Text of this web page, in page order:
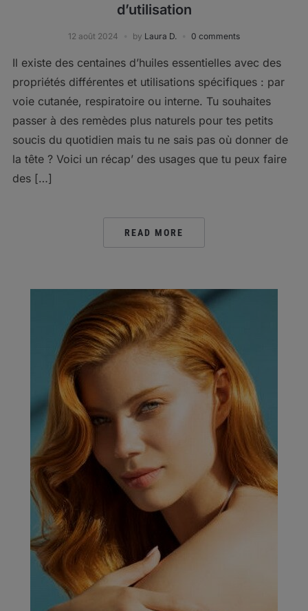
d’utilisation
12 août 2024 by Laura D. 0 comments
Il existe des centaines d’huiles essentielles avec des
propriétés différentes et utilisations spécifiques : par
voie cutanée, respiratoire ou interne. Tu souhaites
passer à des remèdes plus naturels pour tes petits
soucis du quotidien mais tu ne sais pas où donner de
la tête ? Voici un récap’ des usages que tu peux faire
des […]
READ MORE